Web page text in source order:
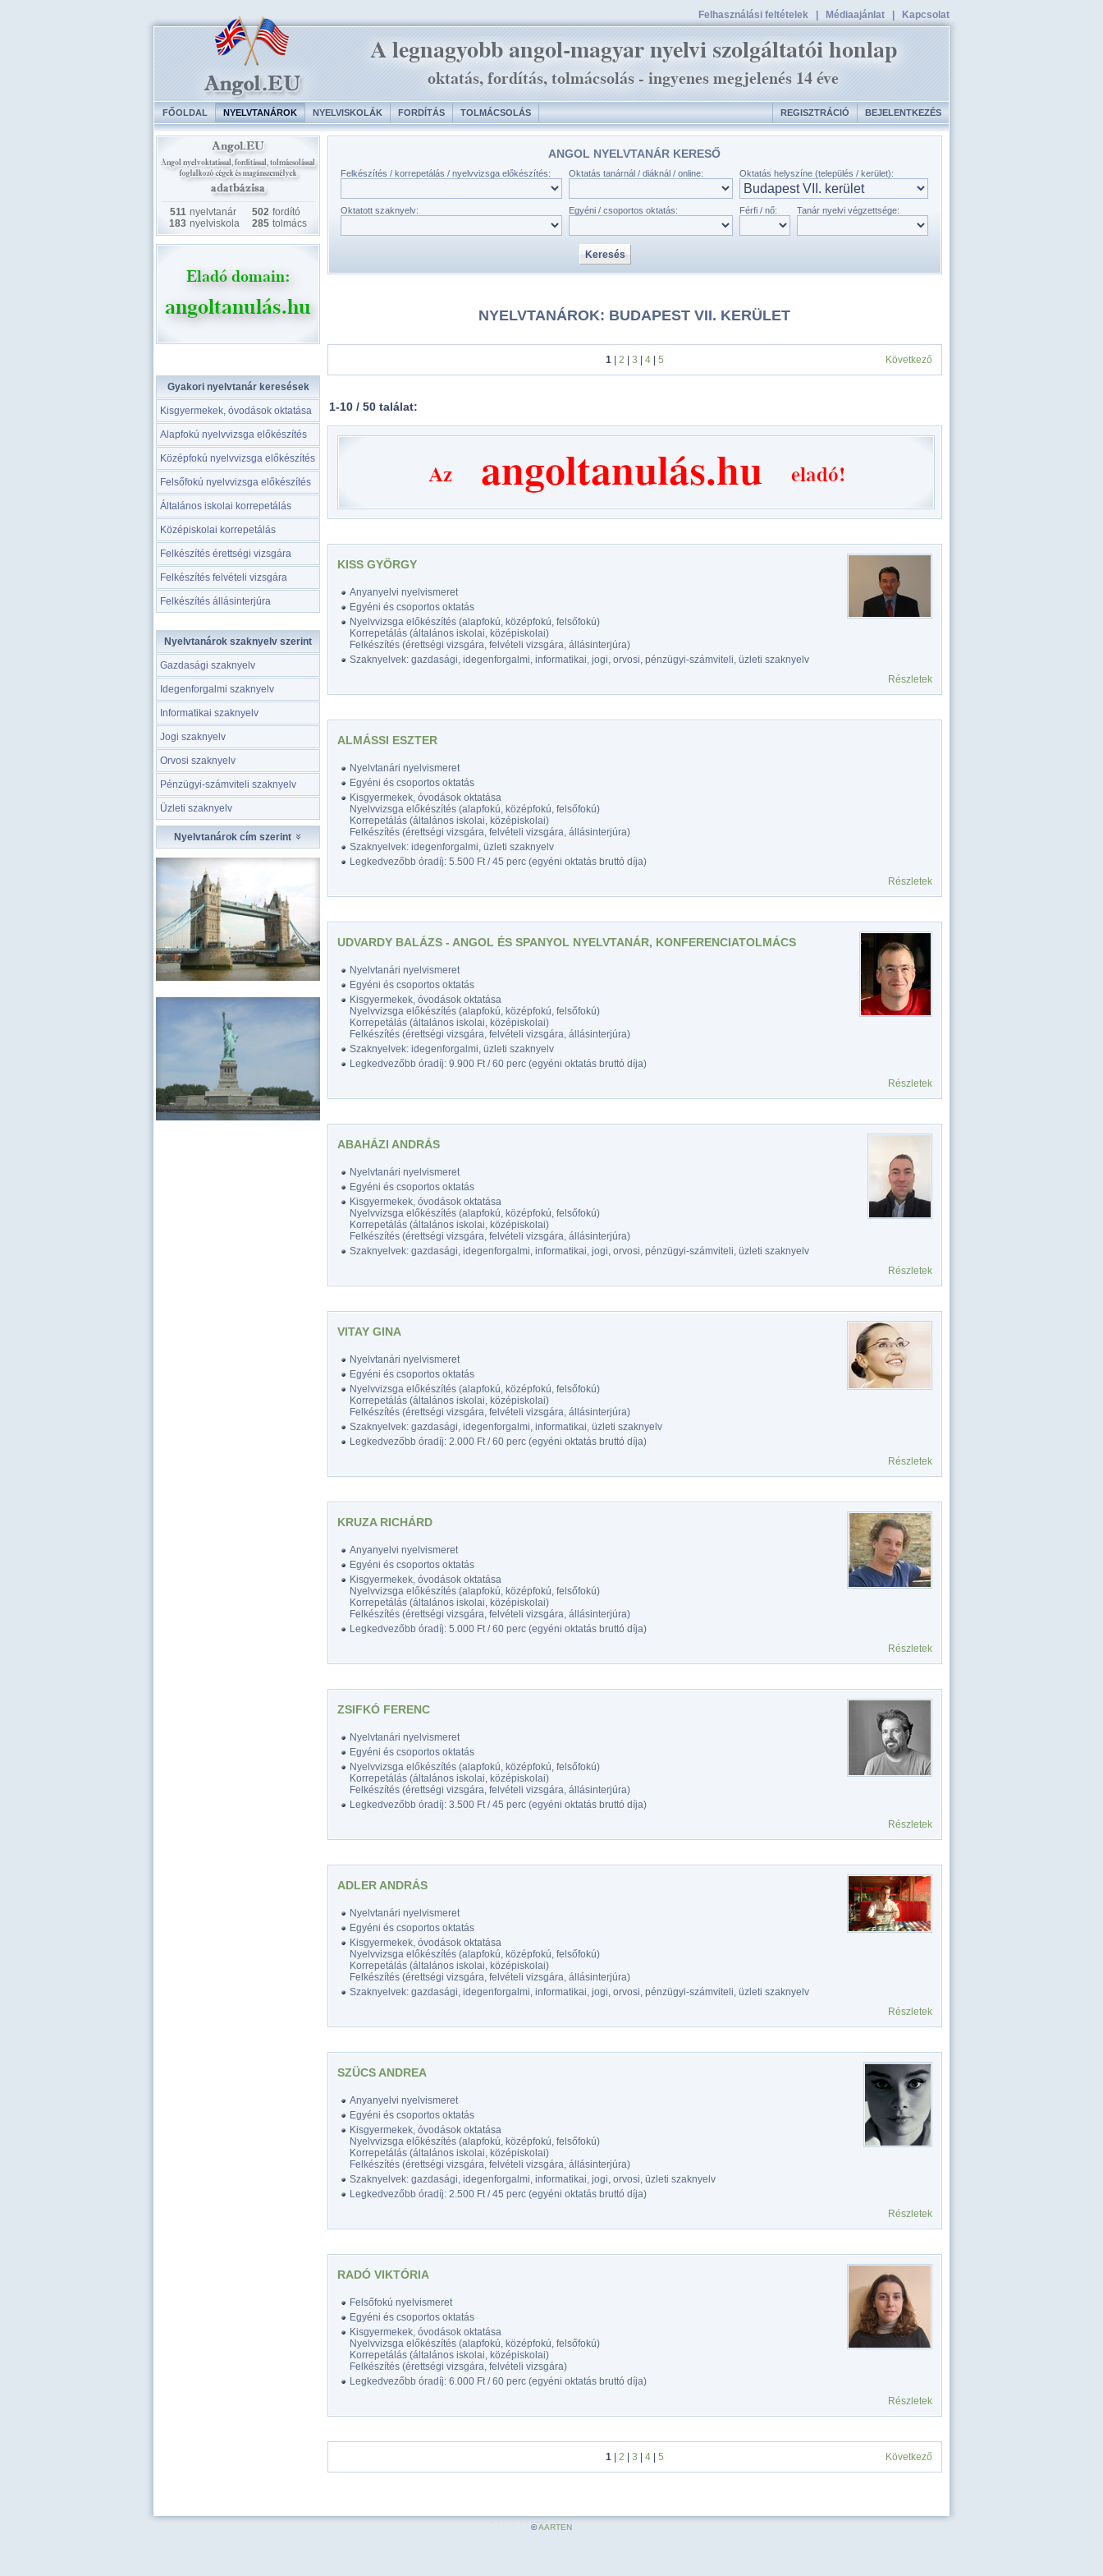
Felhasználási feltételek Médiaajánlat Kapcsolat
FŐOLDAL NYELVTANÁROK NYELVISKOLÁK FORDÍTÁS TOLMÁCSOLÁS REGISZTRÁCIÓ BEJELENTKEZÉS
511 nyelvtanár 502 fordító
183 nyelviskola 285 tolmács
Gyakori nyelvtanár keresések
Kisgyermekek, óvodások oktatása
Alapfokú nyelvvizsga előkészítés
Középfokú nyelvvizsga előkészítés
Felsőfokú nyelvvizsga előkészítés
Általános iskolai korrepetálás
Középiskolai korrepetálás
Felkészítés érettségi vizsgára
Felkészítés felvételi vizsgára
Felkészítés állásinterjúra
Nyelvtanárok szaknyelv szerint
Gazdasági szaknyelv
Idegenforgalmi szaknyelv
Informatikai szaknyelv
Jogi szaknyelv
Orvosi szaknyelv
Pénzügyi-számviteli szaknyelv
Üzleti szaknyelv
Nyelvtanárok cím szerint
ANGOL NYELVTANÁR KERESŐ
Felkészítés / korrepetálás / nyelvvizsga előkészítés: Oktatás tanárnál / diáknál / online: Oktatás helyszíne (település / kerület):
Oktatott szaknyelv: Egyéni / csoportos oktatás: Férfi / nő: Tanár nyelvi végzettsége:
NYELVTANÁROK: BUDAPEST VII. KERÜLET
1| 2 3 4| 5 Következő
1-10 / 50 találat:
KISS GYÖRGY
Anyanyelvi nyelvismeret
Egyéni és csoportos oktatás
Nyelvvizsga előkészítés (alapfokú, középfokú, felsőfokú)
Korrepetálás (általános iskolai, középiskolai)
Felkészítés (érettségi vizsgára, felvételi vizsgára, állásinterjúra)
Szaknyelvek: gazdasági, idegenforgalmi, informatikai, jogi, orvosi, pénzügyi-számviteli, üzleti szaknyelv
Részletek
ALMÁSSI ESZTER
Nyelvtanári nyelvismeret
Egyéni és csoportos oktatás
Kisgyermekek, óvodások oktatása
Nyelvvizsga előkészítés (alapfokú, középfokú, felsőfokú)
Korrepetálás (általános iskolai, középiskolai)
Felkészítés (érettségi vizsgára, felvételi vizsgára, állásinterjúra)
Szaknyelvek: idegenforgalmi, üzleti szaknyelv
Legkedvezőbb óradíj: 5.500 Ft / 45 perc (egyéni oktatás bruttó díja)
Részletek
UDVARDY BALÁZS - ANGOL ÉS SPANYOL NYELVTANÁR, KONFERENCIATOLMÁCS
Nyelvtanári nyelvismeret
Egyéni és csoportos oktatás
Kisgyermekek, óvodások oktatása
Nyelvvizsga előkészítés (alapfokú, középfokú, felsőfokú)
Korrepetálás (általános iskolai, középiskolai)
Felkészítés (érettségi vizsgára, felvételi vizsgára, állásinterjúra)
Szaknyelvek: idegenforgalmi, üzleti szaknyelv
Legkedvezőbb óradíj: 9.900 Ft / 60 perc (egyéni oktatás bruttó díja)
Részletek
ABAHÁZI ANDRÁS
Nyelvtanári nyelvismeret
Egyéni és csoportos oktatás
Kisgyermekek, óvodások oktatása
Nyelvvizsga előkészítés (alapfokú, középfokú, felsőfokú)
Korrepetálás (általános iskolai, középiskolai)
Felkészítés (érettségi vizsgára, felvételi vizsgára, állásinterjúra)
Szaknyelvek: gazdasági, idegenforgalmi, informatikai, jogi, orvosi, pénzügyi-számviteli, üzleti szaknyelv
Részletek
VITAY GINA
Nyelvtanári nyelvismeret
Egyéni és csoportos oktatás
Nyelvvizsga előkészítés (alapfokú, középfokú, felsőfokú)
Korrepetálás (általános iskolai, középiskolai)
Felkészítés (érettségi vizsgára, felvételi vizsgára, állásinterjúra)
Szaknyelvek: gazdasági, idegenforgalmi, informatikai, üzleti szaknyelv
Legkedvezőbb óradíj: 2.000 Ft / 60 perc (egyéni oktatás bruttó díja)
Részletek
KRUZA RICHÁRD
Anyanyelvi nyelvismeret
Egyéni és csoportos oktatás
Kisgyermekek, óvodások oktatása
Nyelvvizsga előkészítés (alapfokú, középfokú, felsőfokú)
Korrepetálás (általános iskolai, középiskolai)
Felkészítés (érettségi vizsgára, felvételi vizsgára, állásinterjúra)
Legkedvezőbb óradíj: 5.000 Ft / 60 perc (egyéni oktatás bruttó díja)
Részletek
ZSIFKÓ FERENC
Nyelvtanári nyelvismeret
Egyéni és csoportos oktatás
Nyelvvizsga előkészítés (alapfokú, középfokú, felsőfokú)
Korrepetálás (általános iskolai, középiskolai)
Felkészítés (érettségi vizsgára, felvételi vizsgára, állásinterjúra)
Legkedvezőbb óradíj: 3.500 Ft / 45 perc (egyéni oktatás bruttó díja)
Részletek
ADLER ANDRÁS
Nyelvtanári nyelvismeret
Egyéni és csoportos oktatás
Kisgyermekek, óvodások oktatása
Nyelvvizsga előkészítés (alapfokú, középfokú, felsőfokú)
Korrepetálás (általános iskolai, középiskolai)
Felkészítés (érettségi vizsgára, felvételi vizsgára, állásinterjúra)
Szaknyelvek: gazdasági, idegenforgalmi, informatikai, jogi, orvosi, pénzügyi-számviteli, üzleti szaknyelv
Részletek
SZÜCS ANDREA
Anyanyelvi nyelvismeret
Egyéni és csoportos oktatás
Kisgyermekek, óvodások oktatása
Nyelvvizsga előkészítés (alapfokú, középfokú, felsőfokú)
Korrepetálás (általános iskolai, középiskolai)
Felkészítés (érettségi vizsgára, felvételi vizsgára, állásinterjúra)
Szaknyelvek: gazdasági, idegenforgalmi, informatikai, jogi, orvosi, üzleti szaknyelv
Legkedvezőbb óradíj: 2.500 Ft / 45 perc (egyéni oktatás bruttó díja)
Részletek
RADÓ VIKTÓRIA
Felsőfokú nyelvismeret
Egyéni és csoportos oktatás
Kisgyermekek, óvodások oktatása
Nyelvvizsga előkészítés (alapfokú, középfokú, felsőfokú)
Korrepetálás (általános iskolai, középiskolai)
Felkészítés (érettségi vizsgára, felvételi vizsgára)
Legkedvezőbb óradíj: 6.000 Ft / 60 perc (egyéni oktatás bruttó díja)
Részletek
1| 2 3 4| 5 Következő
©AARTEN